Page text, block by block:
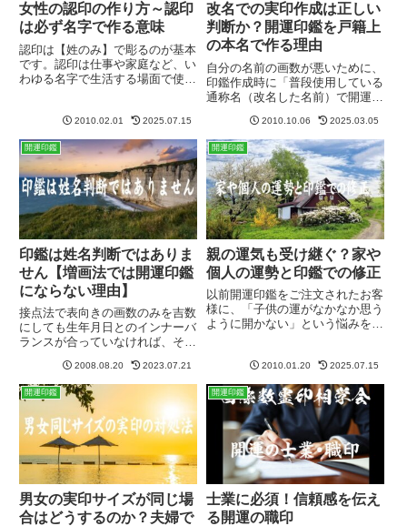
女性の認印の作り方～認印
は必ず名字で作る意味
認印は【姓のみ】で彫るのが基本
です。認印は仕事や家庭など、い
わゆる名字で生活する場面で使う
受け取り印の捺印に「名前のみの
はんこ」って変ですよね？仕事で
も書類の欄に【京子】なんて捺
印...
2010.02.01 2025.07.15
改名での実印作成は正しい
判断か？開運印鑑を戸籍上
の本名で作る理由
自分の名前の画数が悪いために、
印鑑作成時に「普段使用している
通称名（改名した名前）で開運印
ます。「改名の名前で作った方が
いいのでしょうか？」と。しかし
答えは「ノー」となります。開運
印鑑には改名効果ある印鑑には
改...
2010.10.06 2025.03.05
開運印鑑
印鑑は姓名判断ではありま
せん【増画法では開運印鑑
にならない理由】
接点法で表向きの画数のみを吉数
にしても生年月日とのインナーバ
ランスが合っていなければ、その
を及ぼします。画数の運勢に占め
る割合は小さいということ、また
生年月日とのバランス次第で画数
の吉凶も分かれてしまうのです。
2008.08.20 2023.07.21
開運印鑑
親の運気も受け継ぐ？家や
個人の運勢と印鑑での修正
以前開運印鑑をご注文されたお客
様に、「子供の運がなかなか思う
ように開かない」という悩みをお
すが、お子様の数霊を調べるとそ
れほど運勢は悪くない。そこで今
度は奥様の方を鑑定してみると、
2010.01.20 2025.07.15
開運印鑑
男女の実印サイズが同じ場
合はどうするのか？夫婦で
開運印鑑
士業に必須！信頼感を伝え
る開運の職印